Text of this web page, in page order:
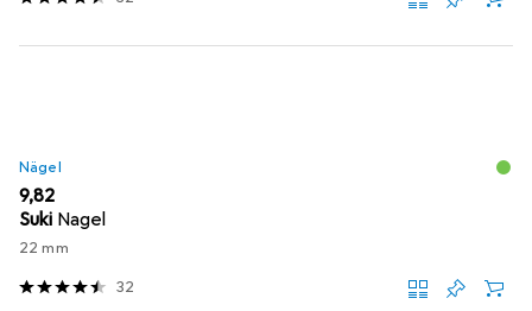
Nägel
EUR
9,82
Suki Nagel
22 mm
32